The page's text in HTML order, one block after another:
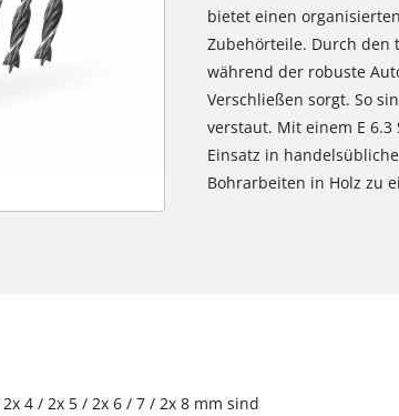
bietet einen
Zubehörteile. Durch den
während der robuste
Verschließen sorgt. So
verstaut. Mit einem E
Einsatz in
Bohrarbeiten in Holz zu
4 / 2x 5 / 2x 6 / 7 / 2x 8 mm sind